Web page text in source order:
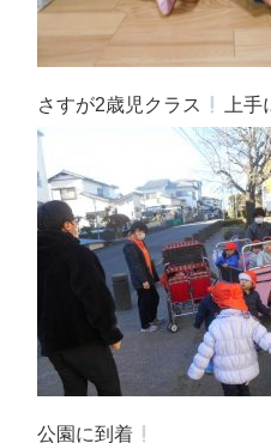
さすが2歳児クラス 上
公園に到着